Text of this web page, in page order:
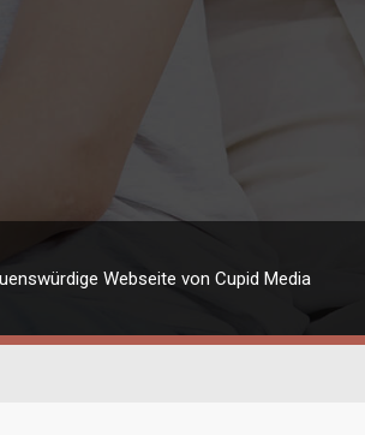
Webseite von Cupid Media